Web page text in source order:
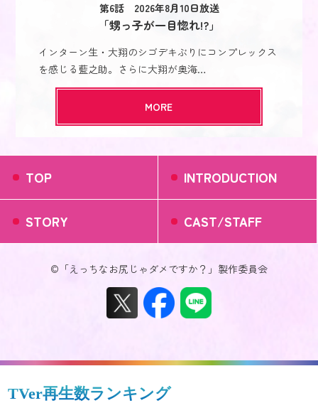
第6話 2026年8月10日放送
「甥っ子が一目惚れ!?」
インターン生・大翔のシゴデキぶりにコンプレックス
を感じる藍之助。さらに大翔が奥海…
MORE
TOP INTRODUCTION
STORY CAST/STAFF
©「えっちなお尻じゃダメですか？」製作委員会
TVer再生数ランキング